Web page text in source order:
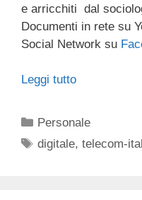
e arricchiti dal
Documenti in rete su
Social Network su
Leggi tutto
Categorie
Personale
Tag
digitale,telecom-